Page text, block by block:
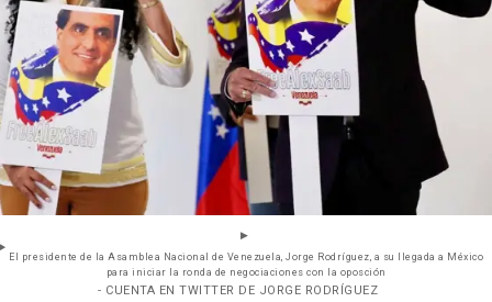
El presidente de la Asamblea Nacional de Venezuela, Jorge Rodríguez, a su llegada a México
para iniciar la ronda de negociaciones con la oposción
- CUENTA EN TWITTER DE JORGE RODRÍGUEZ